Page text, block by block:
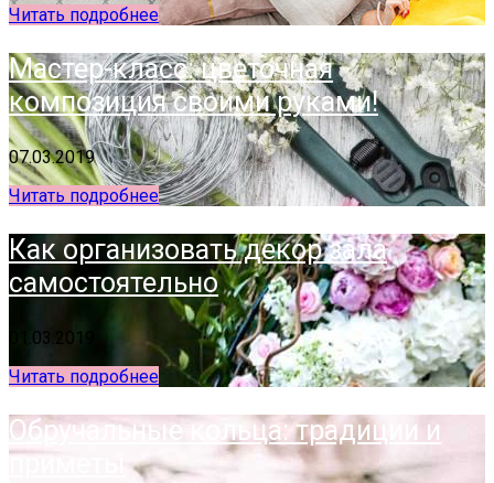
Читать подробнее
Мастер-класс: цветочная
композиция своими руками!
07.03.2019
Читать подробнее
Как организовать декор зала
самостоятельно
01.03.2019
Читать подробнее
Обручальные кольца: традиции и
приметы